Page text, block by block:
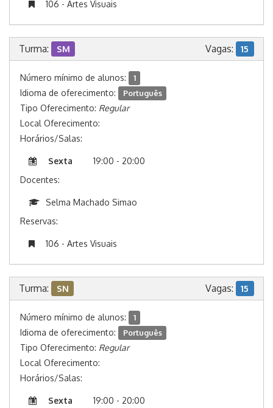
106 - Artes Visuais
Turma: SM Vagas: 15
Número mínimo de alunos: 1
Idioma de oferecimento: Português
Tipo Oferecimento: Regular
Local Oferecimento:
Horários/Salas:
Sexta
19:00 - 20:00
Docentes:
Selma Machado Simao
Reservas:
106 - Artes Visuais
Turma: SN Vagas: 15
Número mínimo de alunos: 1
Idioma de oferecimento: Português
Tipo Oferecimento: Regular
Local Oferecimento:
Horários/Salas:
Sexta
19:00 - 20:00